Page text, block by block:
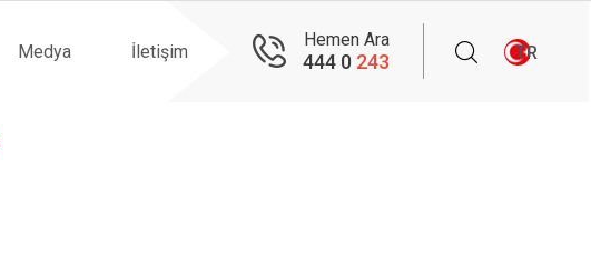
Medya İletişim
Hemen Ara
444 0 243 TR